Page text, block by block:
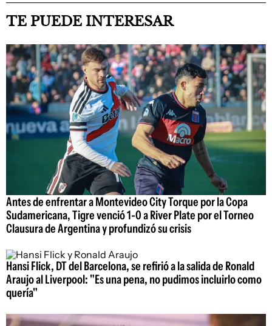
TE PUEDE INTERESAR
Antes de enfrentar a Montevideo City Torque por la Copa
Sudamericana, Tigre venció 1-0 a River Plate por el Torneo
Clausura de Argentina y profundizó su crisis
Hansi Flick, DT del Barcelona, se refirió a la salida de Ronald
Araujo al Liverpool: "Es una pena, no pudimos incluirlo como
quería"